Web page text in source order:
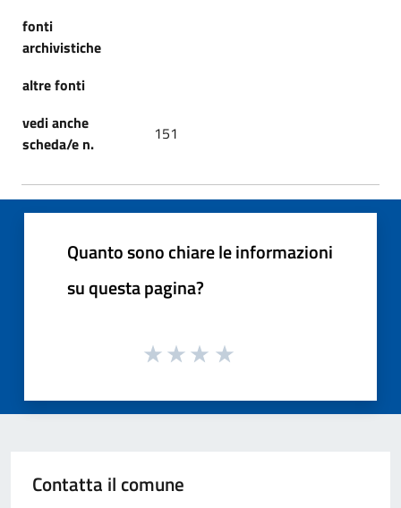
fonti
archivistiche
altre fonti
vedi anche
scheda/e n.
151
Quanto sono chiare le informazioni
su questa pagina?
Contatta il comune